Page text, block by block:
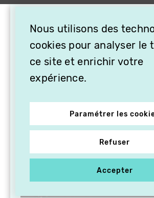
Nous utilisons des
cookies pour analyser le
ce site et enrichir votre
expérience.
Paramétrer les
Refuser
Accepter
OFFREZ LA
CADEAU,
PROCHES À